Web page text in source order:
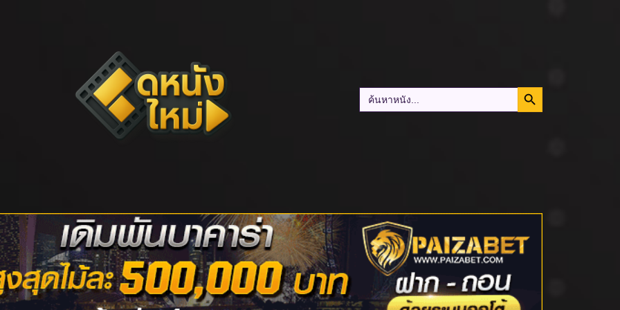
Search
for:
Search Button